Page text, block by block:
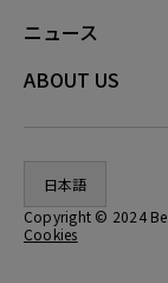
ニュース
ABOUT US
日本語
Copyright © 2024
Cookies